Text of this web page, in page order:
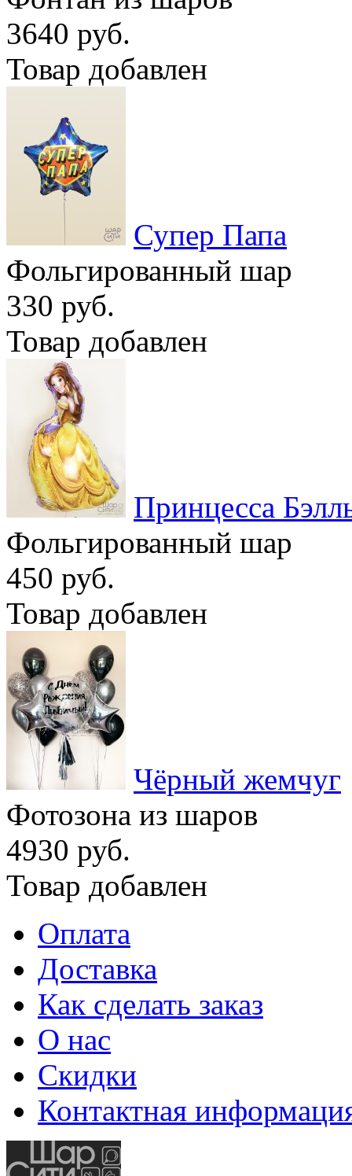
3640 руб.
Товар добавлен
Супер Папа
Фольгированный шар
330 руб.
Товар добавлен
Принцесса
Фольгированный шар
450 руб.
Товар добавлен
Чёрный жемчуг
Фотозона из шаров
4930 руб.
Товар добавлен
Оплата
Доставка
Как сделать заказ
О нас
Скидки
Контактная